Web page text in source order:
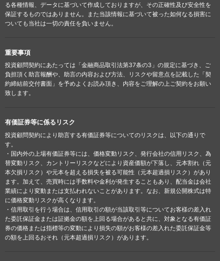
る各種情報、データに基づいて作成しておりますが、その正確性及び安全性を
保証するものではありません。また当該情報に基づいて被った如何なる損害に
ついても当社は一切の責任を負いません。
重要事項
投資顧問契約にあたっては「金融商品取引法第37条の3」の規定に基づき、ご
負担頂く助言報酬や、助言の内容および方法、リスクや留意点を記載した「契
約締結前交付書面」を予めよくお読み頂き、内容をご理解の上ご契約をお願い
致します。
有価証券等に係るリスク
投資顧問契約により助言する有価証券等についてのリスクは、以下の通りで
す。
・国内外の上場有価証券等には、価格変動リスク、発行会社の信用リスク、為
替変動リスク、カントリーリスクなどにより資産価額が下落し、元本割れ（元
本欠損リスク）や元本を超える損失を被る可能性（元本超過損リスク）があり
ます。加えて、売買時には手数料や金利が発生することもあり、配当金は会社
業績により変動または支払われないことがあります。なお、新規公開株式は特
に価格変動リスクが高くなります。
・信用取引を行う場合は、信用取引の額が当該取引等についてお客様の差入れ
た委託保証金または証拠金の額を上回る場合があると共に、対象となる有価証
券の価格または指標等の変動により損失の額がお客様の差入れた委託保証金等
の額を上回るおそれ（元本超過損リスク）があります。